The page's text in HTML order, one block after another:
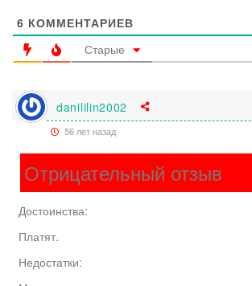
6 КОММЕНТАРИЕВ
Старые
danililin2002
56 лет назад
Отрицательный отзыв
Достоинства:
Платят.
Недостатки: